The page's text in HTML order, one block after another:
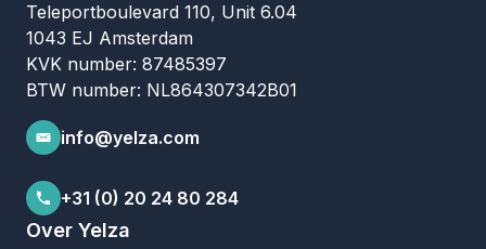
Teleportboulevard 110, Unit 6.04
1043 EJ Amsterdam
KVK number: 87485397
BTW number: NL864307342B01
info@yelza.com
+31 (0) 20 24 80 284
Over Yelza